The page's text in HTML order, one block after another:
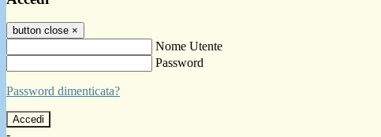
button close ×
Nome Utente
Password
Password dimenticata?